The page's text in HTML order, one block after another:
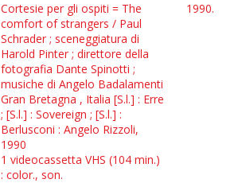
Cortesie per gli ospiti = The
comfort of strangers / Paul
Schrader ; sceneggiatura di
Harold Pinter ; direttore della
fotografia Dante Spinotti ;
musiche di Angelo Badalamenti
Gran Bretagna , Italia [S.l.] : Erre
; [S.l.] : Sovereign ; [S.l.] :
Berlusconi : Angelo Rizzoli,
1990
1 videocassetta VHS (104 min.)
: color., son.
1990.